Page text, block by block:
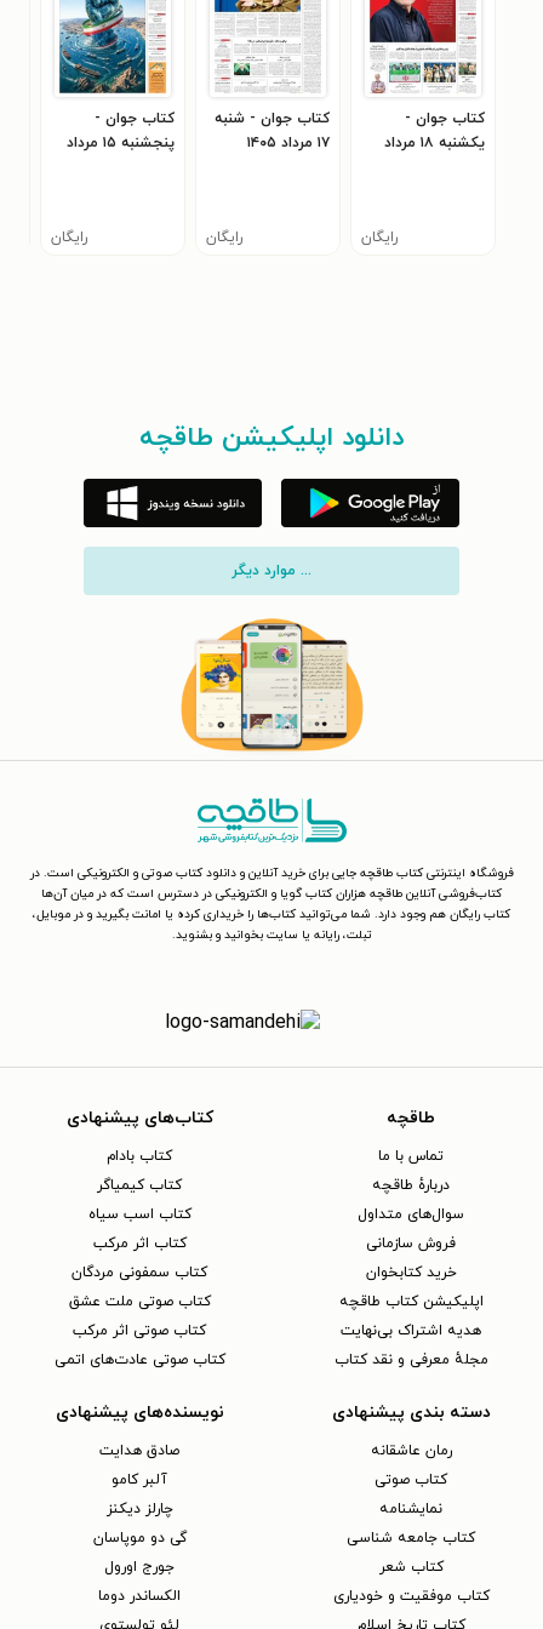
کتاب جوان -
يکشنبه ۱۸ مرداد
رایگان
کتاب جوان - شنبه
۱۷ مرداد ۱۴۰۵
رایگان
کتاب جوان -
پنجشنبه ۱۵ مرداد
رایگان
دانلود اپلیکیشن طاقچه
... موارد دیگر
فروشگاه اینترنتی کتاب طاقچه جایی برای خرید آنلاین و دانلود کتاب صوتی و الکترونیکی است. در
کتاب‌فروشی آنلاین طاقچه هزاران کتاب گویا و الکترونیکی در دسترس است که در میان آن‌ها
کتاب رایگان هم وجود دارد. شما می‌توانید کتاب‌ها را خریداری کرده یا امانت بگیرید و در موبایل،
تبلت، رایانه یا سایت بخوانید و بشنوید.
طاقچه
تماس با ما
دربارهٔ طاقچه
سوال‌های متداول
فروش سازمانی
خرید کتابخوان
اپلیکیشن کتاب طاقچه
هدیه اشتراک بی‌نهایت
مجلهٔ معرفی و نقد کتاب
کتاب‌های پیشنهادی
کتاب بادام
کتاب کیمیاگر
کتاب اسب سیاه
کتاب اثر مرکب
کتاب سمفونی مردگان
کتاب صوتی ملت عشق
کتاب صوتی اثر مرکب
کتاب صوتی عادت‌های اتمی
دسته بندی پیشنهادی
رمان عاشقانه
کتاب‌ صوتی
نمایشنامه
کتاب جامعه شناسی
کتاب شعر
کتاب موفقیت و خودیاری
نویسنده‌های پیشنهادی
صادق هدایت
آلبر کامو
چارلز دیکنز
گی دو موپاسان
جورج اورول
الکساندر دوما